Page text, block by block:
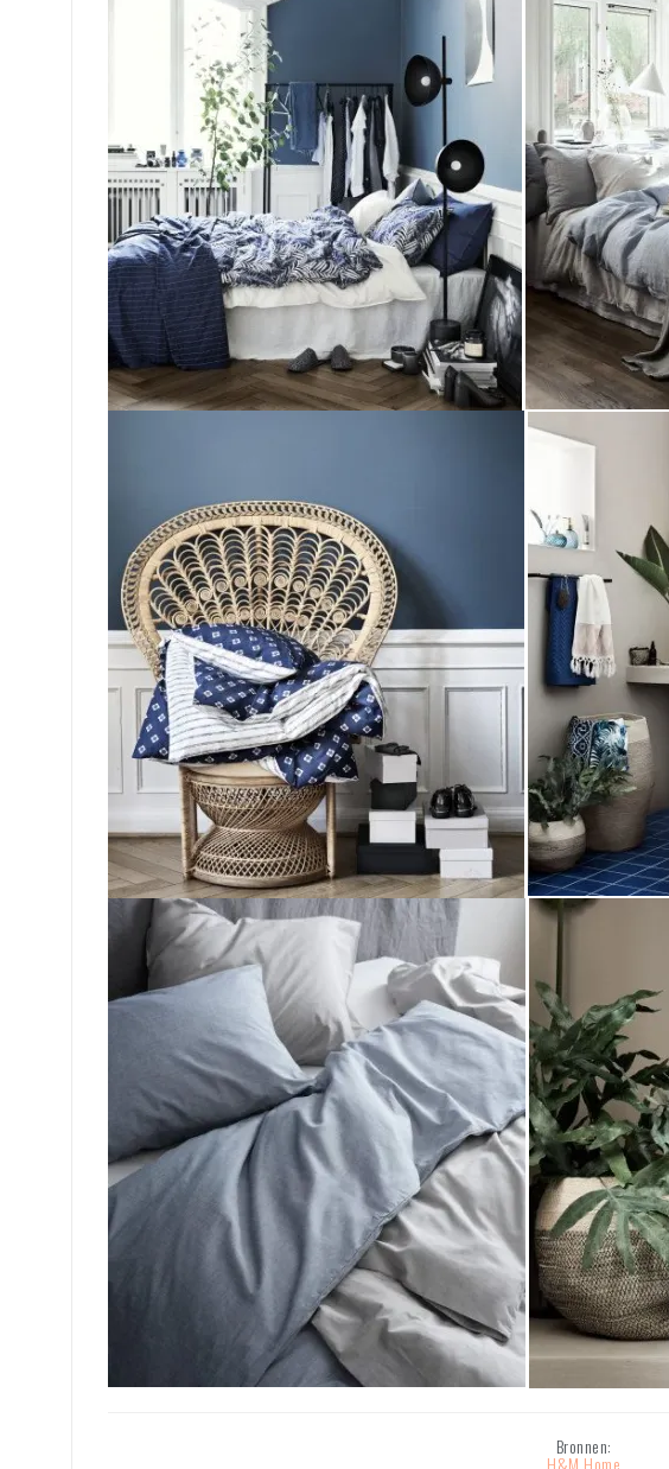
Bronnen:
H&M Home